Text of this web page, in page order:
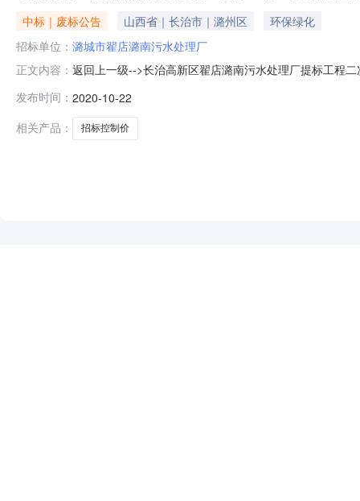
中标｜废标公告 山西省｜长治市｜潞州区
环保绿化
招标单位： 潞城市翟店潞南污水处理厂
正文内容： 返回上一级-->长治高新区翟店潞南污水处理厂提标工程
项目名称金额（元）招标控制价总价5705006.58分部分
发布时间： 2020-10-22
相关产品：
招标控制价